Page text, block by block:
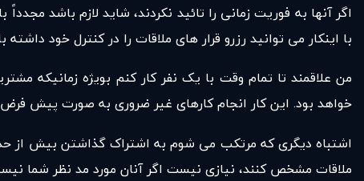
اگر آنها به فوریت زمانی را تائید نکردند، شاید لازم باشد
با اینکار می توانید رزرو قرار های ملاقات را در کنترل خود داشته
من علاقمند تا تمام وقت با یک نفر کار کنم بویژه زمانیکه
خواهد بود. این کار انجام کارهای غیر ضروری به صورت پیش
اشتباه دیگری که مرتکب می شوم به اشتراک گذاشتن بیش از حد
ملاقات مشخص کنند، نیازی نیست اگر آنان مورد مد نظر شما